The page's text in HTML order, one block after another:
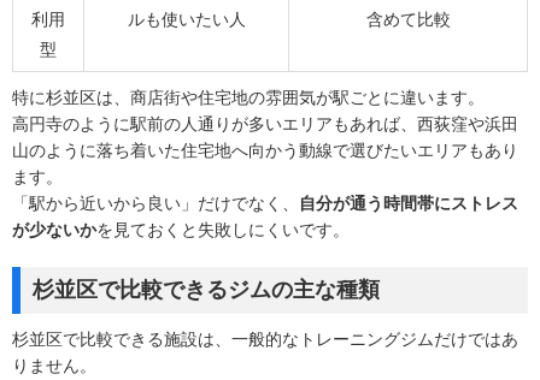
利用
型
ルも使いたい人
含めて比較
特に杉並区は、商店街や住宅地の雰囲気が駅ごとに違います。
高円寺のように駅前の人通りが多いエリアもあれば、西荻窪や浜田
山のように落ち着いた住宅地へ向かう動線で選びたいエリアもあり
ます。
「駅から近いから良い」だけでなく、
自分が通う時間帯にストレス
が少ないかを見ておくと失敗しにくいです。
杉並区で比較できるジムの主な種類
杉並区で比較できる施設は、一般的なトレーニングジムだけではあ
りません。